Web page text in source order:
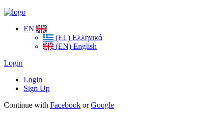
EN
(EL) Ελληνικά
(EN) English
Login
Login
Sign Up
Continue with Facebook orGoogle